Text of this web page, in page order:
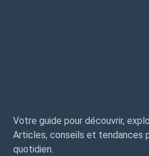
Votre guide pour découvrir,
Articles, conseils et tendances
quotidien.